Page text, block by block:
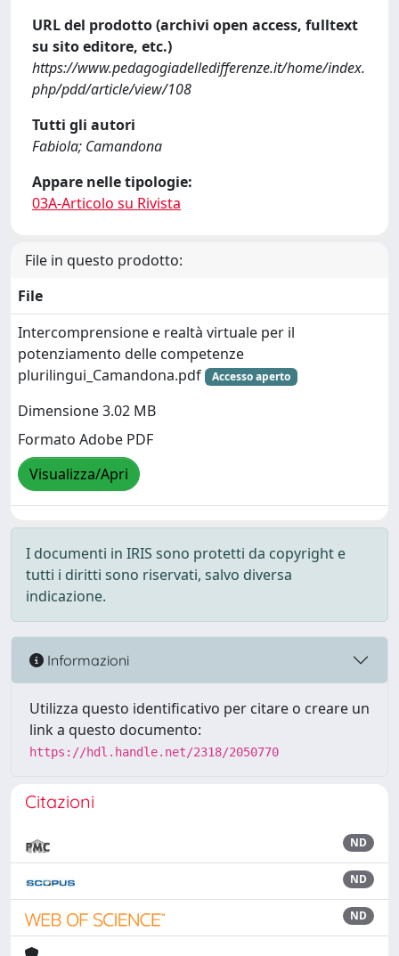
URL del prodotto (archivi open access, fulltext
su sito editore, etc.)
https://www.pedagogiadelledifferenze.it/home/index.
php/pdd/article/view/108
Tutti gli autori
Fabiola; Camandona
Appare nelle tipologie:
03A-Articolo su Rivista
File in questo prodotto:
File
Intercomprensione e realtà virtuale per il
potenziamento delle competenze
plurilingui_Camandona.pdf
Accesso aperto
Dimensione 3.02 MB
Formato Adobe PDF
Visualizza/Apri
I documenti in IRIS sono protetti da copyright e
tutti i diritti sono riservati, salvo diversa
indicazione.
Informazioni
Utilizza questo identificativo per citare o creare un
link a questo documento:
https://hdl.handle.net/2318/2050770
Citazioni
ND
ND
ND